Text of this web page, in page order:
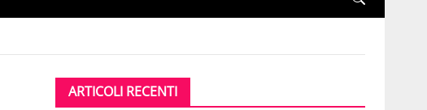
ARTICOLI RECENTI